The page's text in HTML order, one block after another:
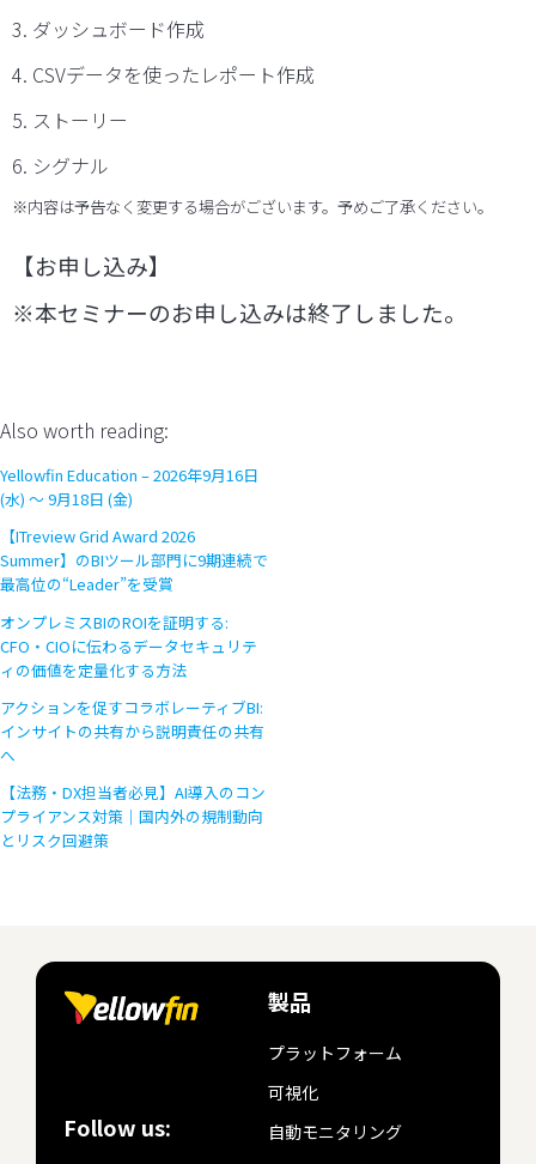
3. ダッシュボード作成
4. CSVデータを使ったレポート作成
5. ストーリー
6. シグナル
※内容は予告なく変更する場合がございます。予めご了承ください。
【お申し込み】
※本セミナーのお申し込みは終了しました。
Also worth reading:
Yellowfin Education – 2026年9月16日
(水) 〜 9月18日 (金)
【ITreview Grid Award 2026
Summer】のBIツール部門に9期連続で
最高位の“Leader”を受賞
オンプレミスBIのROIを証明する:
CFO・CIOに伝わるデータセキュリテ
ィの価値を定量化する方法
アクションを促すコラボレーティブBI:
インサイトの共有から説明責任の共有
へ
【法務・DX担当者必見】AI導入のコン
プライアンス対策｜国内外の規制動向
とリスク回避策
Follow us:
製品
プラットフォーム
可視化
自動モニタリング